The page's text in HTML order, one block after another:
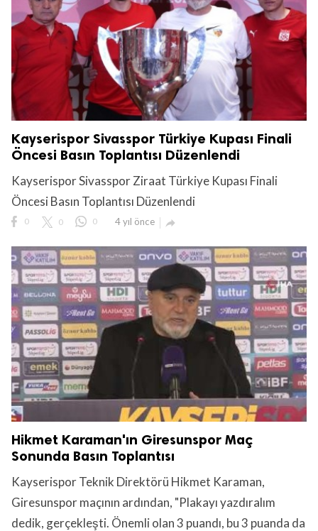
Kayserispor Sivasspor Türkiye Kupası Finali
Öncesi Basın Toplantısı Düzenlendi
Kayserispor Sivasspor Ziraat Türkiye Kupası Finali
Öncesi Basın Toplantısı Düzenlendi
0 0 0 4 yıl önce 
Hikmet Karaman'ın Giresunspor Maç
Sonunda Basın Toplantısı
Kayserispor Teknik Direktörü Hikmet Karaman,
Giresunspor maçının ardından, "Plakayı yazdıralım
dedik, gerçekleşti. Önemli olan 3 puandı, bu 3 puanda da